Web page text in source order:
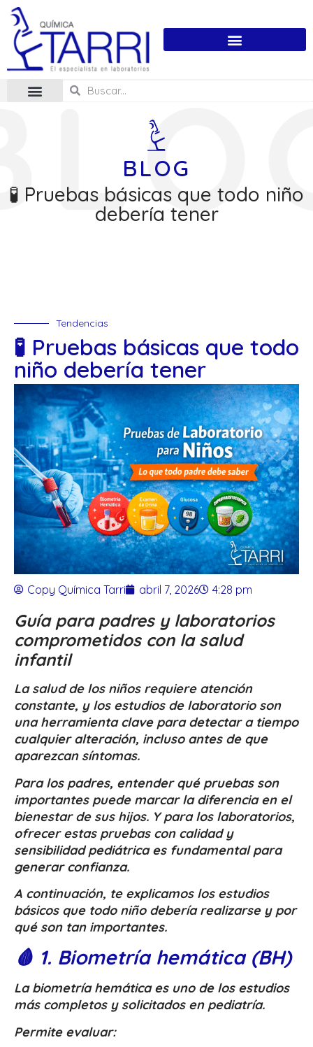
BLOG
🧪 Pruebas básicas que todo niño
debería tener
Tendencias
🧪 Pruebas básicas que todo
niño debería tener
Copy Química Tarri abril 7, 2026 4:28 pm
Guía para padres y laboratorios
comprometidos con la salud
infantil
La salud de los niños requiere atención
constante, y los estudios de laboratorio son
una herramienta clave para detectar a tiempo
cualquier alteración, incluso antes de que
aparezcan síntomas.
Para los padres, entender qué pruebas son
importantes puede marcar la diferencia en el
bienestar de sus hijos. Y para los laboratorios,
ofrecer estas pruebas con calidad y
sensibilidad pediátrica es fundamental para
generar confianza.
A continuación, te explicamos los estudios
básicos que todo niño debería realizarse y por
qué son tan importantes.
🩸 1. Biometría hemática (BH)
La biometría hemática es uno de los estudios
más completos y solicitados en pediatría.
Permite evaluar: